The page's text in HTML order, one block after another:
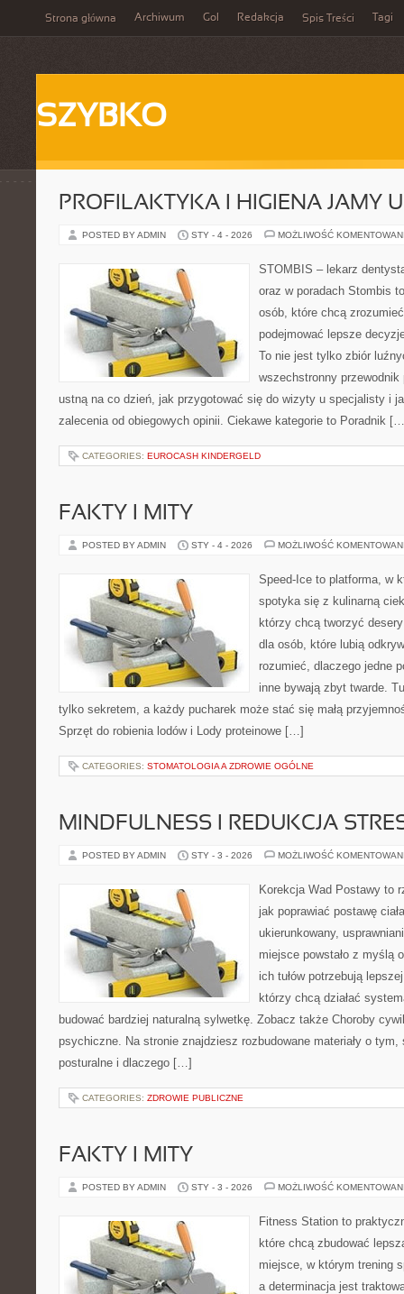
Strona główna Archiwum Gol Redakcja Spis Treści Tagi
SZYBKO
PROFILAKTYKA I HIGIENA JAMY
POSTED BY ADMIN STY - 4 - 2026 MOŻLIWOŚĆ
STOMBIS – lekarz
oraz w poradach Stombis
osób, które chcą
podejmować lepsze
To nie jest tylko zbiór
wszechstronny
ustną na co dzień, jak przygotować się do wizyty u specjalisty i
zalecenia od obiegowych opinii. Ciekawe kategorie to Poradnik
CATEGORIES: EUROCASH KINDERGELD
FAKTY I MITY
POSTED BY ADMIN STY - 4 - 2026 MOŻLIWOŚĆ
Speed-Ice to platforma, w
spotyka się z kulinarną
którzy chcą tworzyć
dla osób, które lubią
rozumieć, dlaczego jedne
inne bywają zbyt twarde.
tylko sekretem, a każdy pucharek może stać się małą
Sprzęt do robienia lodów i Lody proteinowe […]
CATEGORIES: STOMATOLOGIA A ZDROWIE OGÓLNE
MINDFULNESS I REDUKCJA
POSTED BY ADMIN STY - 3 - 2026 MOŻLIWOŚĆ
Korekcja Wad Postawy to
jak poprawiać postawę
ukierunkowany,
miejsce powstało z myślą
ich tułów potrzebują
którzy chcą działać
budować bardziej naturalną sylwetkę. Zobacz także Choroby
psychiczne. Na stronie znajdziesz rozbudowane materiały o
posturalne i dlaczego […]
CATEGORIES: ZDROWIE PUBLICZNE
FAKTY I MITY
POSTED BY ADMIN STY - 3 - 2026 MOŻLIWOŚĆ
Fitness Station to
które chcą zbudować
miejsce, w którym trening
a determinacja jest